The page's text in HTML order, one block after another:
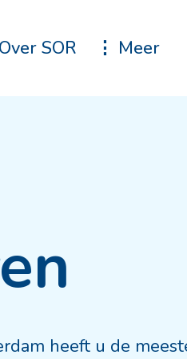
Over SOR Meer
heeft u de